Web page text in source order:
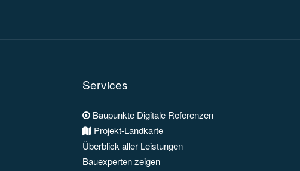
Services
Baupunkte Digitale Referenzen
Projekt-Landkarte
Überblick aller Leistungen
Bauexperten zeigen